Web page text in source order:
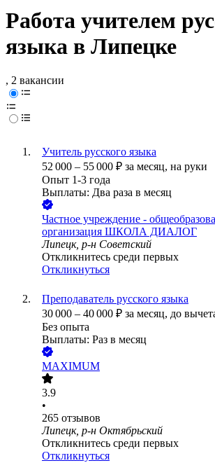
Работа учителем
языка в Липецке
, 2 вакансии
Учитель русского языка
52 000 – 55 000 ₽ за месяц, на руки
Опыт 1-3 года
Выплаты: Два раза в месяц
Частное учреждение -
организация ШКОЛА ДИАЛОГ
Липецк, р-н Советский
Откликнитесь среди первых
Откликнуться
Преподаватель русского языка
30 000 – 40 000 ₽ за месяц, до
Без опыта
Выплаты: Раз в месяц
MAXIMUM
3.9
•
265 отзывов
Липецк, р-н Октябрьский
Откликнитесь среди первых
Откликнуться